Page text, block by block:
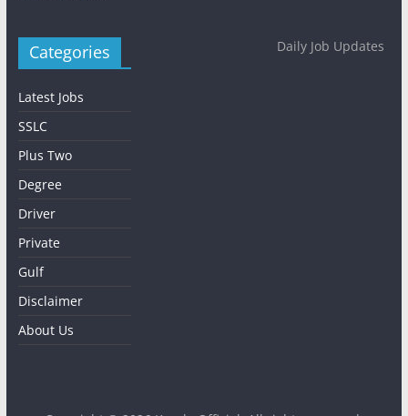
Categories
Latest Jobs
SSLC
Plus Two
Degree
Driver
Private
Gulf
Disclaimer
About Us
Daily Job Updates